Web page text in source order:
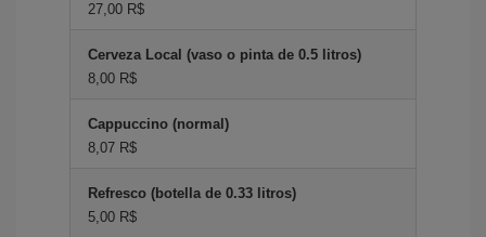
27,00 R$
Cerveza Local (vaso o pinta de 0.5 litros)
8,00 R$
Cappuccino (normal)
8,07 R$
Refresco (botella de 0.33 litros)
5,00 R$